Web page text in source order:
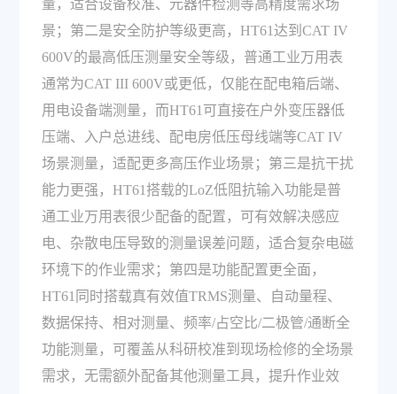
量，适合设备校准、元器件检测等高精度需求场
景；第二是安全防护等级更高，HT61达到CAT IV
600V的最高低压测量安全等级，普通工业万用表
通常为CAT III 600V或更低，仅能在配电箱后端、
用电设备端测量，而HT61可直接在户外变压器低
压端、入户总进线、配电房低压母线端等CAT IV
场景测量，适配更多高压作业场景；第三是抗干扰
能力更强，HT61搭载的LoZ低阻抗输入功能是普
通工业万用表很少配备的配置，可有效解决感应
电、杂散电压导致的测量误差问题，适合复杂电磁
环境下的作业需求；第四是功能配置更全面，
HT61同时搭载真有效值TRMS测量、自动量程、
数据保持、相对测量、频率/占空比/二极管/通断全
功能测量，可覆盖从科研校准到现场检修的全场景
需求，无需额外配备其他测量工具，提升作业效